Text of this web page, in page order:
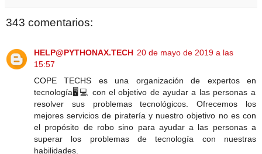
343 comentarios:
HELP@PYTHONAX.TECH 20 de mayo de 2019 a las
15:57
COPE TECHS es una organización de expertos en
tecnología🖥️💻 con el objetivo de ayudar a las personas a
resolver sus problemas tecnológicos. Ofrecemos los
mejores servicios de piratería y nuestro objetivo no es con
el propósito de robo sino para ayudar a las personas a
superar los problemas de tecnología con nuestras
habilidades.